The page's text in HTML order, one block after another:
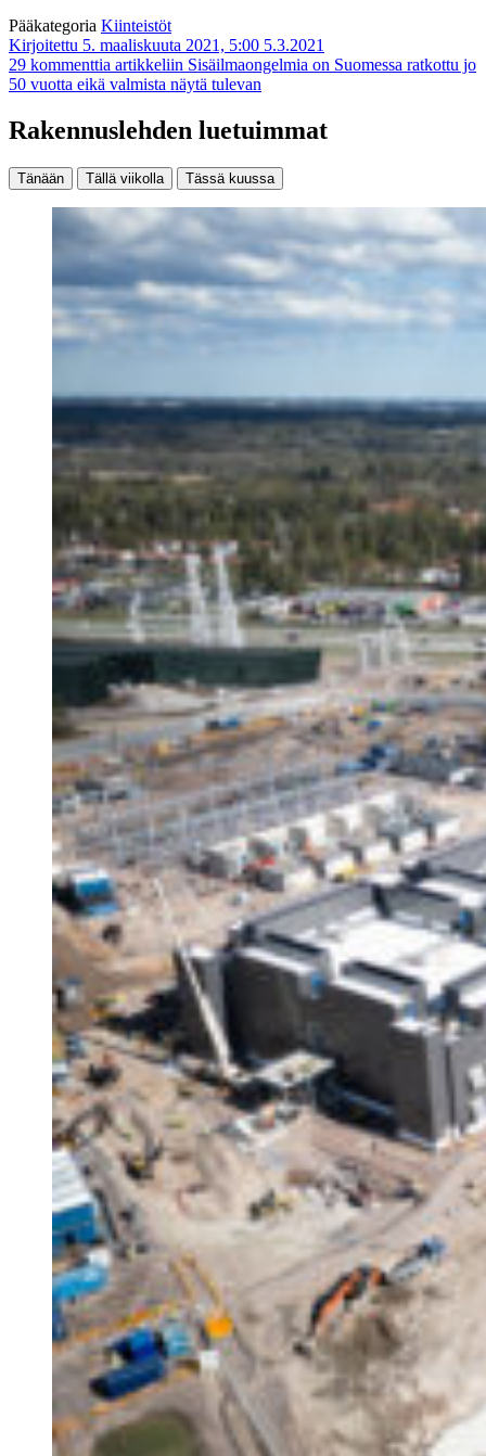
Pääkategoria Kiinteistöt
Kirjoitettu 5. maaliskuuta 2021, 5:00 5.3.2021
29 kommenttia artikkeliin Sisäilmaongelmia on Suomessa ratkottu jo
50 vuotta eikä valmista näytä tulevan
Rakennuslehden luetuimmat
Tänään Tällä viikolla Tässä kuussa